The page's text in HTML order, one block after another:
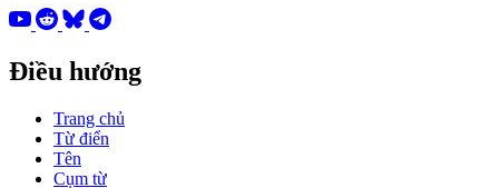
Điều hướng
Trang chủ
Từ điển
Tên
Cụm từ